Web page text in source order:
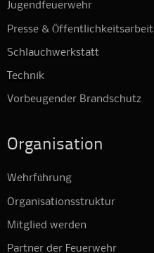
Jugendfeuerwehr
Presse & Öffentlichkeitsarbeit
Schlauchwerkstatt
Technik
Vorbeugender Brandschutz
Organisation
Wehrführung
Organisationsstruktur
Mitglied werden
Partner der Feuerwehr